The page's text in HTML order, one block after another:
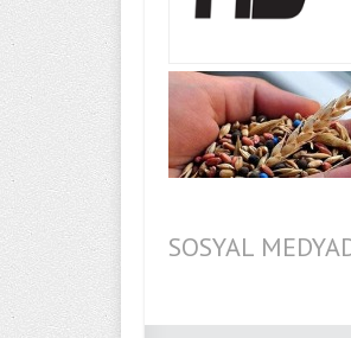
SOSYAL